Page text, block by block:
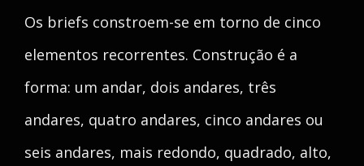
Os briefs constroem-se em torno de cinco
elementos recorrentes. Construção é a
forma: um andar, dois andares, três
andares, quatro andares, cinco andares ou
seis andares, mais redondo, quadrado, alto,